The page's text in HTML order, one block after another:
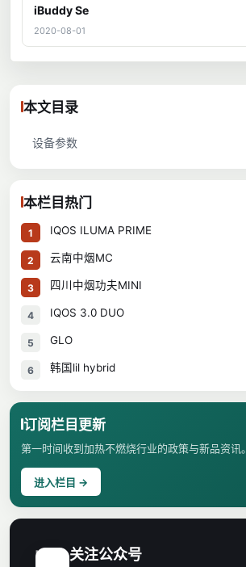
iBuddy Se
2020-08-01
本文目录
设备参数
本栏目热门
1 IQOS ILUMA PRIME
2 云南中烟MC
3 四川中烟功夫MINI
4 IQOS 3.0 DUO
5 GLO
6 韩国lil hybrid
订阅栏目更新
第一时间收到加热不燃烧行业的政策与新品资讯。
进入栏目 →
H 关注公众号